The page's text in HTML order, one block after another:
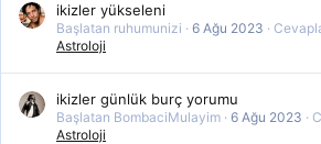
ikizler yükseleni
Başlatan ruhumunizi 6 Ağu 2023
Astroloji
ikizler günlük burç yorumu
Başlatan BombaciMulayim 6 Ağu 2023
Astroloji